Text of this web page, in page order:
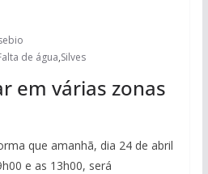
de água,Silves
em várias zonas
que amanhã, dia 24 de abril
e as 13h00, será